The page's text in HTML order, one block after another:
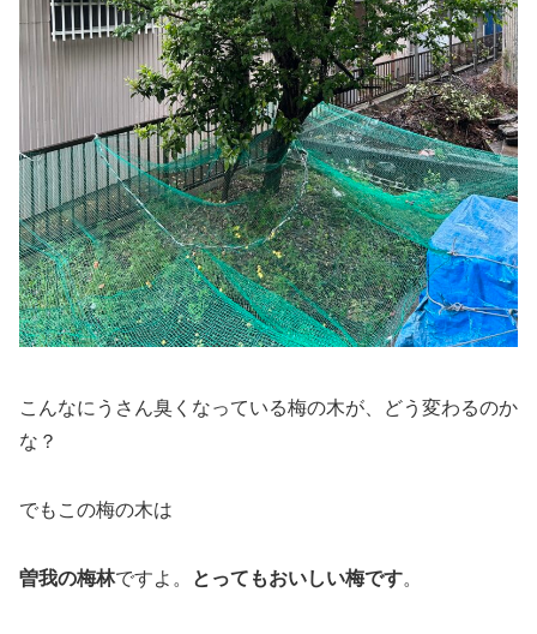
こんなにうさん臭くなっている梅の木が、どう変わるのか
な？
でもこの梅の木は
曽我の梅林ですよ。 とってもおいしい梅です。